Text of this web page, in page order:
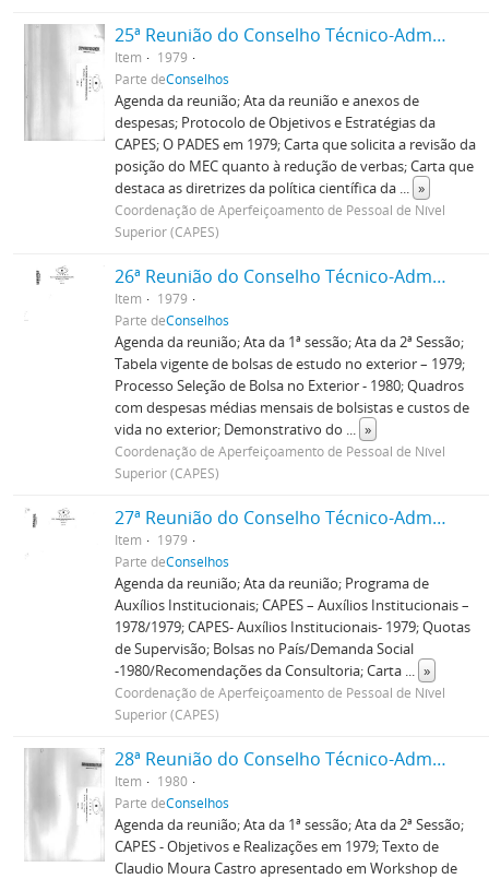
25ª Reunião do Conselho Técnico-Administrativo
Item
1979
Parte deConselhos
Agenda da reunião; Ata da reunião e anexos de
despesas; Protocolo de Objetivos e Estratégias da
CAPES; O PADES em 1979; Carta que solicita a revisão da
posição do MEC quanto à redução de verbas; Carta que
destaca as diretrizes da política científica da ... »
Coordenação de Aperfeiçoamento de Pessoal de Nível
Superior (CAPES)
26ª Reunião do Conselho Técnico-Administrativo
Item
1979
Parte deConselhos
Agenda da reunião; Ata da 1ª sessão; Ata da 2ª Sessão;
Tabela vigente de bolsas de estudo no exterior – 1979;
Processo Seleção de Bolsa no Exterior - 1980; Quadros
com despesas médias mensais de bolsistas e custos de
vida no exterior; Demonstrativo do ... »
Coordenação de Aperfeiçoamento de Pessoal de Nível
Superior (CAPES)
27ª Reunião do Conselho Técnico-Administrativo
Item
1979
Parte deConselhos
Agenda da reunião; Ata da reunião; Programa de
Auxílios Institucionais; CAPES – Auxílios Institucionais –
1978/1979; CAPES- Auxílios Institucionais- 1979; Quotas
de Supervisão; Bolsas no País/Demanda Social
-1980/Recomendações da Consultoria; Carta ... »
Coordenação de Aperfeiçoamento de Pessoal de Nível
Superior (CAPES)
28ª Reunião do Conselho Técnico-Administrativo
Item
1980
Parte deConselhos
Agenda da reunião; Ata da 1ª sessão; Ata da 2ª Sessão;
CAPES - Objetivos e Realizações em 1979; Texto de
Claudio Moura Castro apresentado em Workshop de